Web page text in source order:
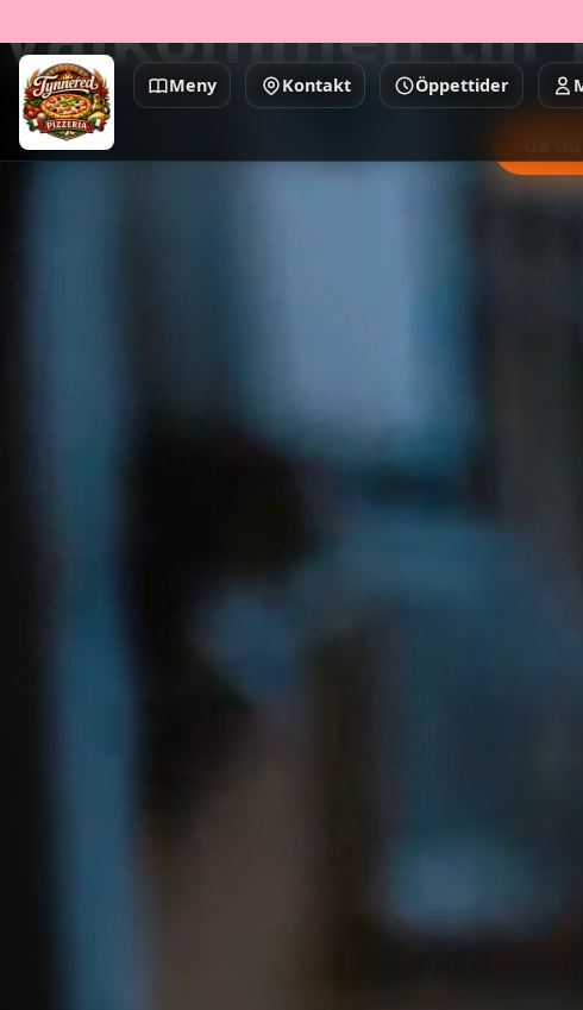
Meny Kontakt Öppettider
Välkommen till